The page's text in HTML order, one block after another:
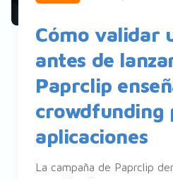
Cómo validar
antes de
Paprclip
crowdfunding
aplicaciones
La campaña de Paprclip